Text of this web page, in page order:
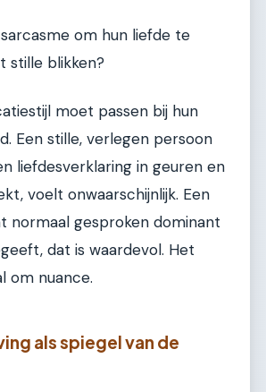
om hun liefde te
stille blikken?
moet passen bij hun
Een stille, verlegen persoon
liefdesverklaring in geuren en
voelt onwaarschijnlijk. Een
normaal gesproken dominant
dat is waardevol. Het
om nuance.
als spiegel van de